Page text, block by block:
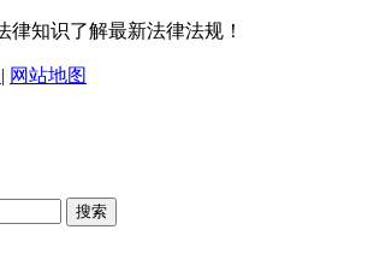
律知识了解最新法律法规！
| 网站地图
搜索